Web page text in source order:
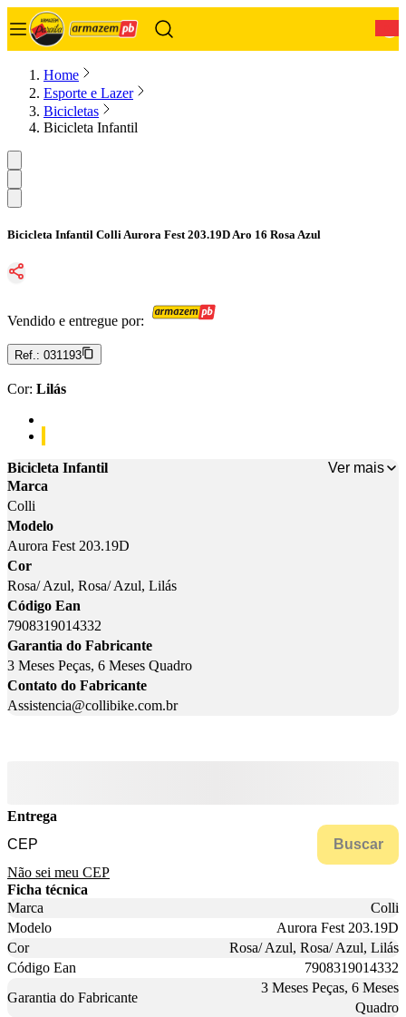
Home
Esporte e Lazer
Bicicletas
Bicicleta Infantil
Bicicleta Infantil Colli Aurora Fest 203.19D Aro 16 Rosa Azul
Vendido e entregue por:
Ref.: 031193
Cor: Lilás
Bicicleta Infantil
Ver mais
Marca
Colli
Modelo
Aurora Fest 203.19D
Cor
Rosa/ Azul, Rosa/ Azul, Lilás
Código Ean
7908319014332
Garantia do Fabricante
3 Meses Peças, 6 Meses Quadro
Contato do Fabricante
Assistencia@collibike.com.br
Entrega
Buscar
Não sei meu CEP
Ficha técnica
Marca
Colli
Modelo
Aurora Fest 203.19D
Cor
Rosa/ Azul, Rosa/ Azul, Lilás
Código Ean
7908319014332
Garantia do Fabricante
3 Meses Peças, 6 Meses
Quadro